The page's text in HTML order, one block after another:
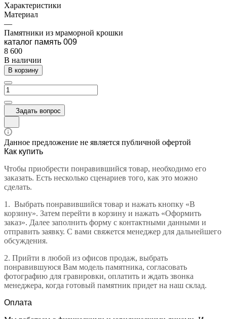
Характеристики
Материал
—
Памятники из мраморной крошки
каталог память 009
8 600
В наличии
В корзину
Задать вопрос
Данное предложение не является публичной офертой
Как купить
Чтобы приобрести понравившийся товар, необходимо его
заказать. Есть несколько сценариев того, как это можно
сделать.
1. Выбрать понравившийся товар и нажать кнопку «В
корзину». Затем перейти в корзину и нажать «Оформить
заказ». Далее заполнить форму с контактными данными и
отправить заявку. С вами свяжется менеджер для дальнейшего
обсуждения.
2. Прийти в любой из офисов продаж, выбрать
понравившуюся Вам модель памятника, согласовать
фотографию для гравировки, оплатить и ждать звонка
менеджера, когда готовый памятник придет на наш склад.
Оплата